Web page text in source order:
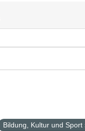
Bildung, Kultur und Sport